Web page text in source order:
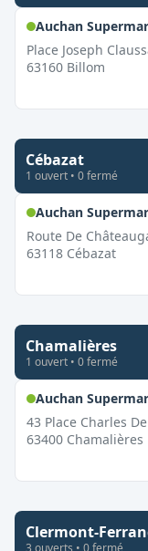
Auchan
Place Joseph
63160 Billom
Cébazat
1 ouvert • 0fermé
Auchan
Route De
63118 Cébazat
Chamalières
1 ouvert • 0fermé
Auchan
43 Place Charles
63400 Chamalières
Clermont-
3 ouverts • 0fermé